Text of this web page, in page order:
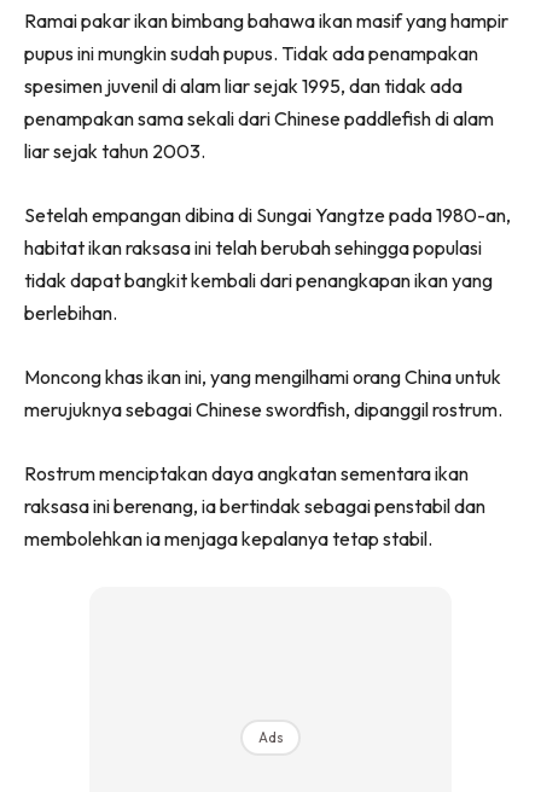
Ramai pakar ikan bimbang bahawa ikan masif yang hampir
pupus ini mungkin sudah pupus. Tidak ada penampakan
spesimen juvenil di alam liar sejak 1995, dan tidak ada
penampakan sama sekali dari Chinese paddlefish di alam
liar sejak tahun 2003.
Setelah empangan dibina di Sungai Yangtze pada 1980-an,
habitat ikan raksasa ini telah berubah sehingga populasi
tidak dapat bangkit kembali dari penangkapan ikan yang
berlebihan.
Moncong khas ikan ini, yang mengilhami orang China untuk
merujuknya sebagai Chinese swordfish, dipanggil rostrum.
Rostrum menciptakan daya angkatan sementara ikan
raksasa ini berenang, ia bertindak sebagai penstabil dan
membolehkan ia menjaga kepalanya tetap stabil.
Ads